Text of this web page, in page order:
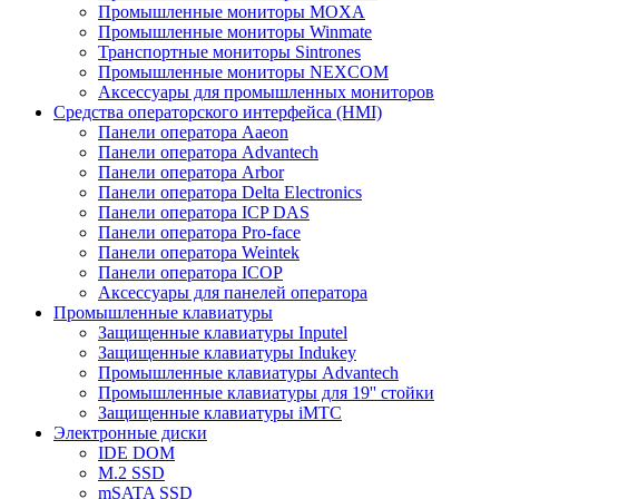
Промышленные мониторы MOXA
Промышленные мониторы Winmate
Транспортные мониторы Sintrones
Промышленные мониторы NEXCOM
Аксессуары для промышленных мониторов
Средства операторского интерфейса (HMI)
Панели оператора Aaeon
Панели оператора Advantech
Панели оператора Arbor
Панели оператора Delta Electronics
Панели оператора ICP DAS
Панели оператора Pro-face
Панели оператора Weintek
Панели оператора ICOP
Аксессуары для панелей оператора
Промышленные клавиатуры
Защищенные клавиатуры Inputel
Защищенные клавиатуры Indukey
Промышленные клавиатуры Advantech
Промышленные клавиатуры для 19'' стойки
Защищенные клавиатуры iMTC
Электронные диски
IDE DOM
M.2 SSD
mSATA SSD